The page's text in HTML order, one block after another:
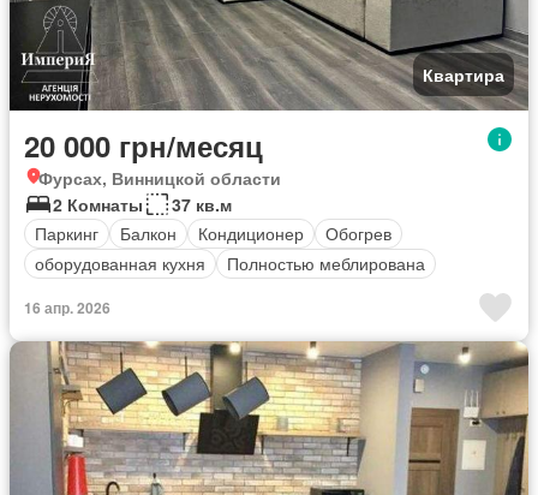
Квартира
20 000 грн/месяц
Фурсах, Винницкой области
2 Комнаты
37 кв.м
Паркинг
Балкон Кондиционер
Обогрев
оборудованная кухня
Полностью меблирована
16 апр. 2026